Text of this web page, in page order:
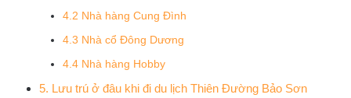
4.2 Nhà hàng Cung Đình
4.3 Nhà cổ Đông Dương
4.4 Nhà hàng Hobby
5. Lưu trú ở đâu khi đi du lịch Thiên Đường Bảo Sơn